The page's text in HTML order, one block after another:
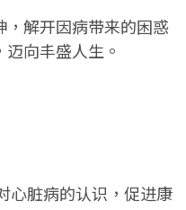
解开因病带来的困惑
向丰盛人生。
心脏病的认识，促进康